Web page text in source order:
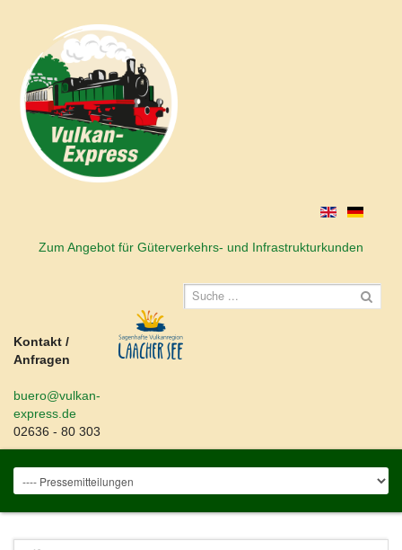
Zum Angebot für Güterverkehrs- und Infrastrukturkunden
Kontakt /
Anfragen
buero@vulkan-
express.de
02636 - 80 303